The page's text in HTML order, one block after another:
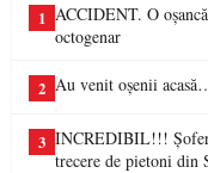
1 ACCIDENT. O
octogenar
2 Au venit oșenii
3 INCREDIBIL!!! Șofer
trecere de pietoni din